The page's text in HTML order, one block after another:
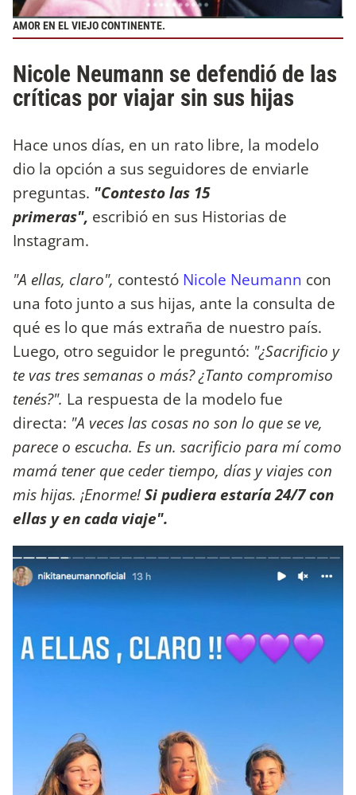
AMOR EN EL VIEJO CONTINENTE.
Nicole Neumann se defendió de las
críticas por viajar sin sus hijas
Hace unos días, en un rato libre, la modelo
dio la opción a sus seguidores de enviarle
preguntas. "Contesto las 15
primeras", escribió en sus Historias de
Instagram.
"A ellas, claro", contestó Nicole Neumann con
una foto junto a sus hijas, ante la consulta de
qué es lo que más extraña de nuestro país.
Luego, otro seguidor le preguntó: "¿Sacrificio y
te vas tres semanas o más? ¿Tanto compromiso
tenés?". La respuesta de la modelo fue
directa: "A veces las cosas no son lo que se ve,
parece o escucha. Es un. sacrificio para mí como
mamá tener que ceder tiempo, días y viajes con
mis hijas. ¡Enorme!Si pudiera estaría 24/7 con
ellas y en cada viaje".